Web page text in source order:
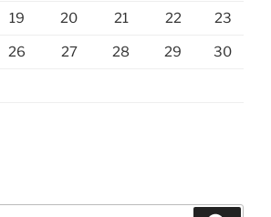
19 20 21 22 23
26 27 28 29 30